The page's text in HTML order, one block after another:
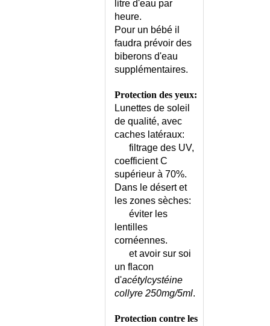
litre d'eau par
heure.
Pour un bébé il
faudra prévoir des
biberons d'eau
supplémentaires.
Protection des yeux:
Lunettes de soleil
de qualité, avec
caches latéraux:
filtrage des UV,
coefficient C
supérieur à 70%.
Dans le désert et
les zones sèches:
éviter les
lentilles
cornéennes.
et avoir sur soi
un flacon
d'acétylcystéine
collyre 250mg/5ml.
Protection contre les